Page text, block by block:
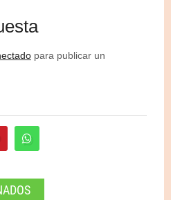
para publicar un